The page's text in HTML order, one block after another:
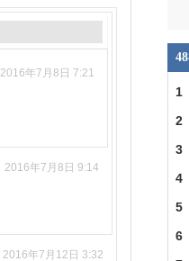
2016年7月8日 7:21
2016年7月8日 9:14
2016年7月12日 3:32
1
一2
的3
资4
5
6